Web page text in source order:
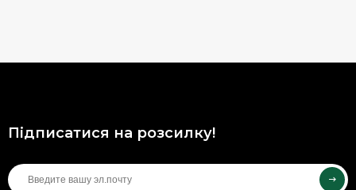
Підписатися на розсилку!